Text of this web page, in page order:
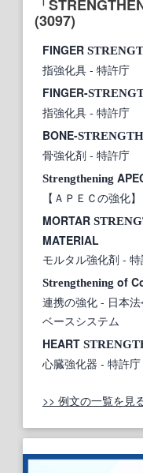
「
(3097)
FINGER
指強化具 - 特許庁
FINGER-
指強化具 - 特許庁
BONE-
骨強化剤 - 特許庁
Strengthening
【ＡＰＥＣの強化】
MORTAR
MATERIAL
モルタル強化剤 -
Strengthening of
連携の強化 - 日本
ベースシステム
HEART
心臓強化器 - 特許庁
>> 例文の一覧を見